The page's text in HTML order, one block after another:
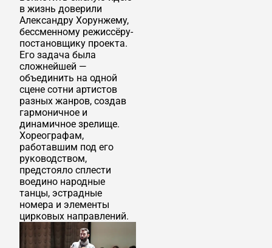
в жизнь доверили
Александру Хорунжему,
бессменному режиссёру-
постановщику проекта.
Его задача была
сложнейшей —
объединить на одной
сцене сотни артистов
разных жанров, создав
гармоничное и
динамичное зрелище.
Хореографам,
работавшим под его
руководством,
предстояло сплести
воедино народные
танцы, эстрадные
номера и элементы
цирковых направлений.